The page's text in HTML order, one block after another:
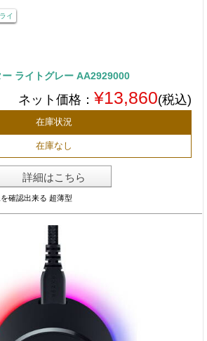
イ
ライトグレー AA2929000
ネット価格： ¥13,860(税込)
在庫状況
在庫なし
詳細はこちら
確認出来る 超薄型